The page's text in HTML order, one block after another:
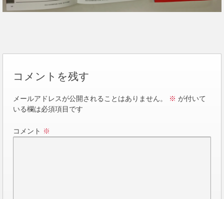
コメントを残す
メールアドレスが公開されることはありません。 ※ が付いて
いる欄は必須項目です
コメント ※